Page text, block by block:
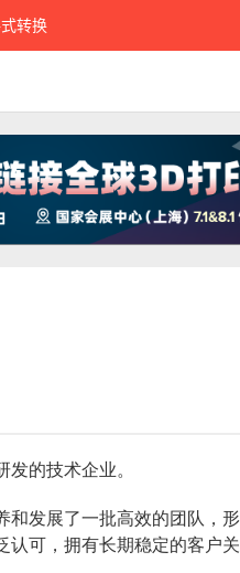
转换
的技术企业。
发展了一批高效的团队，
可，拥有长期稳定的客户